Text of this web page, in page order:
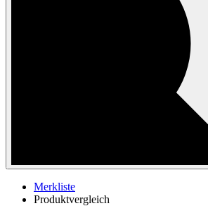
Merkliste
Produktvergleich